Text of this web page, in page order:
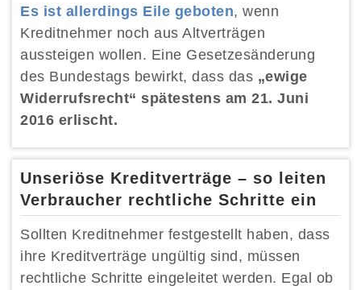
Es ist allerdings Eile geboten, wenn
Kreditnehmer noch aus Altverträgen
aussteigen wollen. Eine Gesetzesänderung
des Bundestags bewirkt, dass das „ewige
Widerrufsrecht“ spätestens am 21. Juni
2016 erlischt.
Unseriöse Kreditverträge – so leiten
Verbraucher rechtliche Schritte ein
Sollten Kreditnehmer festgestellt haben, dass
ihre Kreditverträge ungültig sind, müssen
rechtliche Schritte eingeleitet werden. Egal ob